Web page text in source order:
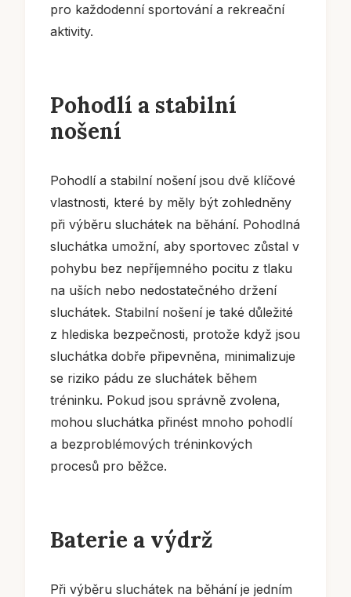
pro každodenní sportování a rekreační
aktivity.
Pohodlí a stabilní
nošení
Pohodlí a stabilní nošení jsou dvě klíčové
vlastnosti, které by měly být zohledněny
při výběru sluchátek na běhání. Pohodlná
sluchátka umožní, aby sportovec zůstal v
pohybu bez nepříjemného pocitu z tlaku
na uších nebo nedostatečného držení
sluchátek. Stabilní nošení je také důležité
z hlediska bezpečnosti, protože když jsou
sluchátka dobře připevněna, minimalizuje
se riziko pádu ze sluchátek během
tréninku. Pokud jsou správně zvolena,
mohou sluchátka přinést mnoho pohodlí
a bezproblémových tréninkových
procesů pro běžce.
Baterie a výdrž
Při výběru sluchátek na běhání je jedním